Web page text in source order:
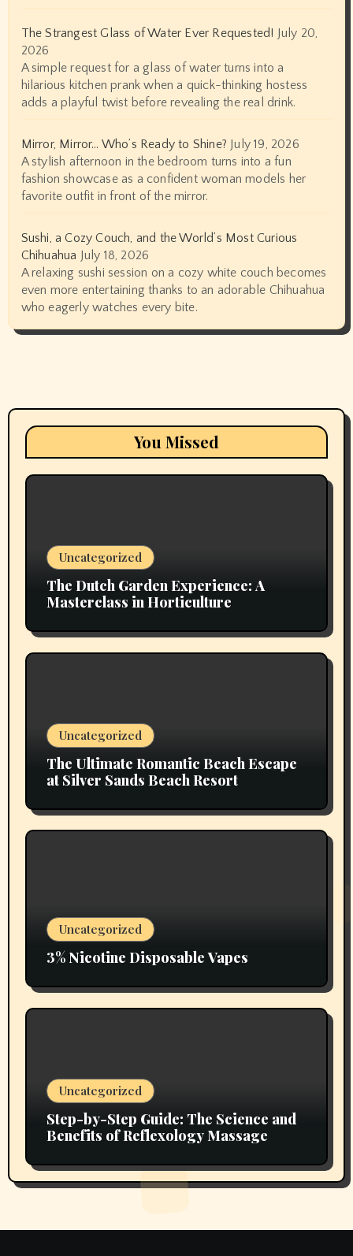
The Strangest Glass of Water Ever Requested! July 20,
2026
A simple request for a glass of water turns into a
hilarious kitchen prank when a quick-thinking hostess
adds a playful twist before revealing the real drink.
Mirror, Mirror… Who’s Ready to Shine? July 19, 2026
A stylish afternoon in the bedroom turns into a fun
fashion showcase as a confident woman models her
favorite outfit in front of the mirror.
Sushi, a Cozy Couch, and the World’s Most Curious
Chihuahua July 18, 2026
A relaxing sushi session on a cozy white couch becomes
even more entertaining thanks to an adorable Chihuahua
who eagerly watches every bite.
You Missed
Uncategorized
The Dutch Garden Experience: A
Masterclass in Horticulture
Uncategorized
The Ultimate Romantic Beach Escape
at Silver Sands Beach Resort
Uncategorized
3% Nicotine Disposable Vapes
Uncategorized
Step-by-Step Guide: The Science and
Benefits of Reflexology Massage